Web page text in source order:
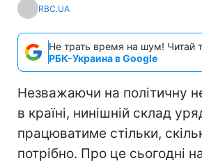
RBC.UA
Не трать время на шум! Читай
РБК-Украина в Google
Незважаючи на політичну
в країні, нинішній склад
працюватиме стільки,
потрібно. Про це сьогодні